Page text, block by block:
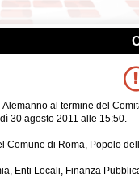
al termine del
30 agosto 2011 alle 15:50.
Comune di Roma, Popolo
Enti Locali, Finanza